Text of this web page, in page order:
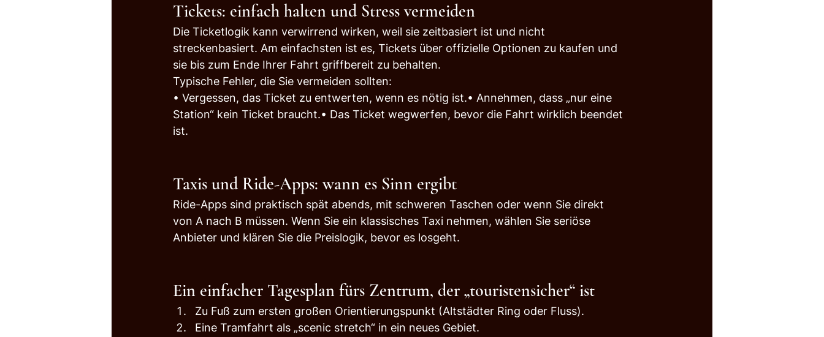
Tickets: einfach halten und Stress vermeiden
Die Ticketlogik kann verwirrend wirken, weil sie zeitbasiert ist und nicht
streckenbasiert. Am einfachsten ist es, Tickets über offizielle Optionen zu kaufen und
sie bis zum Ende Ihrer Fahrt griffbereit zu behalten.
Typische Fehler, die Sie vermeiden sollten:
• Vergessen, das Ticket zu entwerten, wenn es nötig ist.• Annehmen, dass „nur eine
Station“ kein Ticket braucht.• Das Ticket wegwerfen, bevor die Fahrt wirklich beendet
ist.
Taxis und Ride-Apps: wann es Sinn ergibt
Ride-Apps sind praktisch spät abends, mit schweren Taschen oder wenn Sie direkt
von A nach B müssen. Wenn Sie ein klassisches Taxi nehmen, wählen Sie seriöse
Anbieter und klären Sie die Preislogik, bevor es losgeht.
Ein einfacher Tagesplan fürs Zentrum, der „touristensicher“ ist
Zu Fuß zum ersten großen Orientierungspunkt (Altstädter Ring oder Fluss).
Eine Tramfahrt als „scenic stretch“ in ein neues Gebiet.